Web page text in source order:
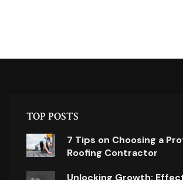
TOP POSTS
7 Tips on Choosing a
Roofing Contractor
Unlocking Growth: